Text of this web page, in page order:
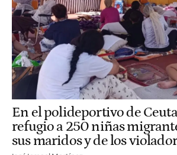
En el polideportivo de
refugio a 250 niñas
sus maridos y de los